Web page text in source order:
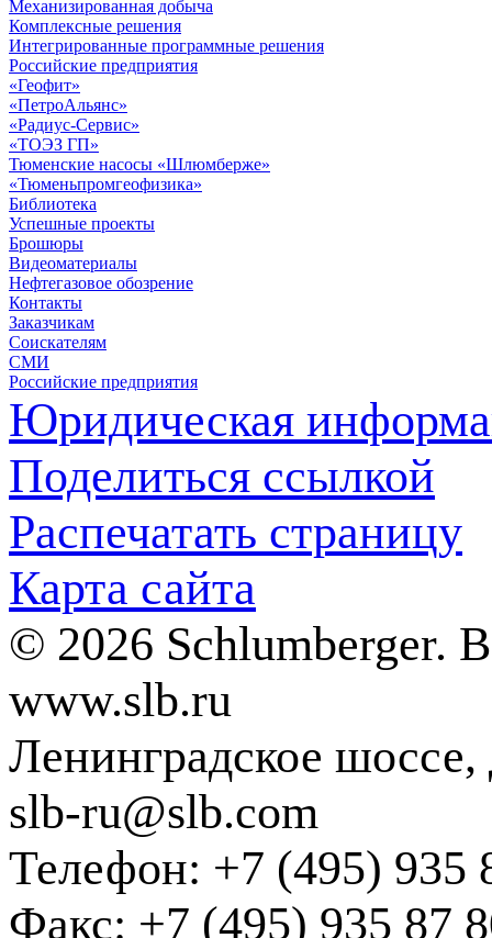
Механизированная добыча
Комплексные решения
Интегрированные программные решения
Российские предприятия
«Геофит»
«ПетроАльянс»
«Радиус-Сервис»
«ТОЭЗ ГП»
Тюменские насосы «Шлюмберже»
«Тюменьпромгеофизика»
Библиотека
Успешные проекты
Брошюры
Видеоматериалы
Нефтегазовое обозрение
Контакты
Заказчикам
Соискателям
СМИ
Российские предприятия
Юридическая
Поделиться ссылкой
Распечатать страницу
Карта сайта
© 2026 Schlumberger.
www.slb.ru
Ленинградское
slb-ru@slb.com
Телефон: +7 (495) 935
Факс: +7 (495) 935 87